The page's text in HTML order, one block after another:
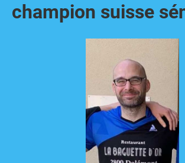
champion suisse